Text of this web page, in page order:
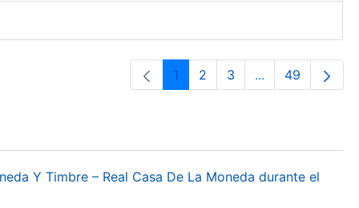
Página
1 Página
2 Página
3 ...PáginasPágina
49
Y Timbre – Real Casa De La Moneda durante el